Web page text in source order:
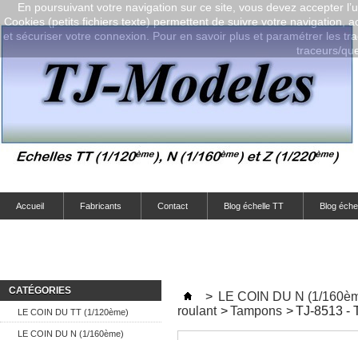
Accueil Fabricants Contact Blog échelle TT Blog
CATÉGORIES
LE COIN DU TT (1/120ème)
LE COIN DU N (1/160ème)
> LE COIN DU N (1/
roulant >Tampons >TJ-8513 -
En poursuivant votre navigation sur ce site, vous devez accepter
Cookies (petits fichiers texte) permettent de suivre votre navigation,
et sécuriser votre connexion. Pour en savoir plus et paramétrer les
traceurs/